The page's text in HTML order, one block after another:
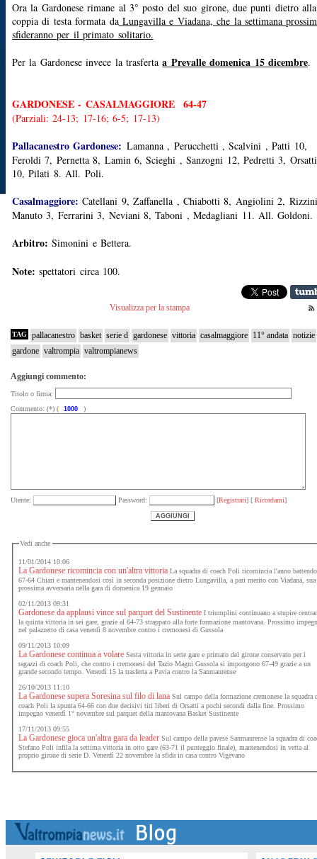
Ora la Gardonese rimane al 3° posto del suo girone, due punti dietro alla
coppia di testa formata daLungavilla e Viadana, che la settimana
sfideranno per il primato solitario.
Per la Gardonese invece la trasfertaa Prevalle domenica 15 dicembre.
GARDONESE - CASALMAGGIORE 64-47
(Parziali: 24-13; 17-16; 6-5; 17-13)
Pallacanestro Gardonese: Lamanna , Perucchetti , Scalvini , Patti 10,
Feroldi 7, Pernetta 8, Lamin 6, Scieghi , Sanzogni 12, Pedretti 3, Orsatti
10, Pilati 8. All. Poli.
Casalmaggiore:Catellani 9, Zaffanella , Chiabotti 8, Angiolini 2,
Manuto 3, Ferrarini 3, Neviani 8, Taboni , Medagliani 11. All. Goldoni.
Arbitro: Simonini e Bettera.
Note: spettatori circa 100.
Visualizza per la stampa
TAG pallacanestro basket serie d gardonese vittoria casalmaggiore 11° andata notizie
gardone valtrompia valtrompianews
Aggiungi commento:
Titolo o firma:
Commento: (*) (
)
Utente: Password: [Registrati] [ Ricordami]
Vedi anche
11/01/2014 10:06
La Gardonese ricomincia con un'altra vittoria La squadra di coach Poli ricomincia l'anno battendo
67-64 Chiari e mantenendosi così in seconda posizione dietro Lungavilla, a pari merito con Viadana, sua
prossima avversaria nella gara di domenica 19 gennaio
02/11/2013 09:31
Gardonese da applausi vince sul parquet del SustinenteI triumplini continuano a stupire
la quinta vittoria in sei gare, grazie al 64-73 strappato alla forte formazione mantovana. Prossimo
nel palazzetto di casa venerdì 8 novembre contro i cremonesi di Gussola
09/11/2013 10:09
La Gardonese continua a volare Sesta vittoria in sette gare e primato del girone conservato per i
ragazzi di coach Poli, che contro i cremonesi del Tazio Magni Gussola si impongono 67-49 grazie a un
grande secondo tempo. Venerdì 15 la trasferta a Pavia contro la Sanmaurense
26/10/2013 11:10
La Gardonese supera Soresina sul filo di lana Sul campo della formazione cremonese la squadra
coach Poli la spunta 64-66 con due decisivi tiri liberi di Orsatti a pochi secondi dalla fine. Prossimo
impegno venerdì 1° novembre sul parquet della mantovana Basket Sustinente
17/11/2013 09:55
La Gardonese gioca un'altra gara da leader Sul campo della pavese Sanmaurense la squadra di
Stefano Poli infila la settima vittoria in otto gare (63-71 il punteggio finale), mantenendosi in vetta al
proprio girone di serie D. Venerdì 22 novembre la sfida in casa contro Vigevano